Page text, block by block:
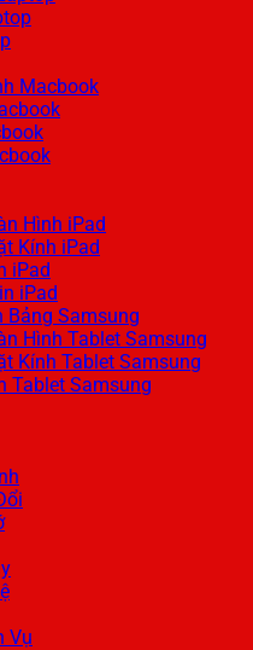
Macbook
Hình iPad
Kính iPad
iPad
iPad
Bảng Samsung
Hình Tablet Samsung
Kính Tablet Samsung
Tablet Samsung
Vụ